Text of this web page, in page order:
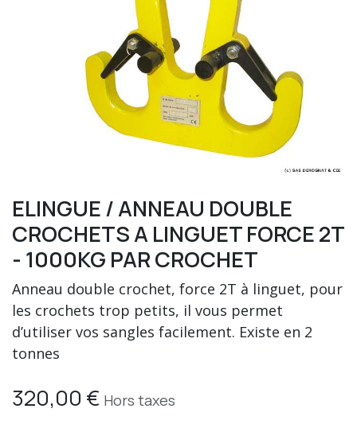
ELINGUE / ANNEAU DOUBLE
CROCHETS A LINGUET FORCE 2T
- 1000KG PAR CROCHET
Anneau double crochet, force 2T à linguet, pour
les crochets trop petits, il vous permet
d’utiliser vos sangles facilement. Existe en 2
tonnes
320,00 € Hors taxes